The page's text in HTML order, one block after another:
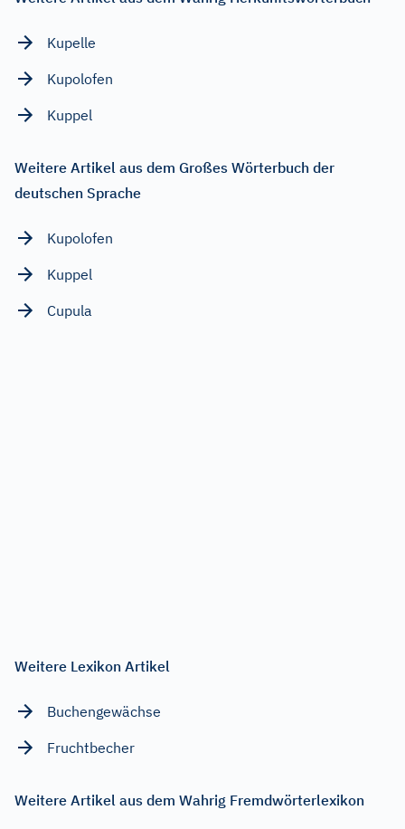
Kupelle
Kupolofen
Kuppel
Weitere Artikel aus dem Großes Wörterbuch der
deutschen Sprache
Kupolofen
Kuppel
Cupula
Weitere Lexikon Artikel
Buchengewächse
Fruchtbecher
Weitere Artikel aus dem Wahrig Fremdwörterlexikon